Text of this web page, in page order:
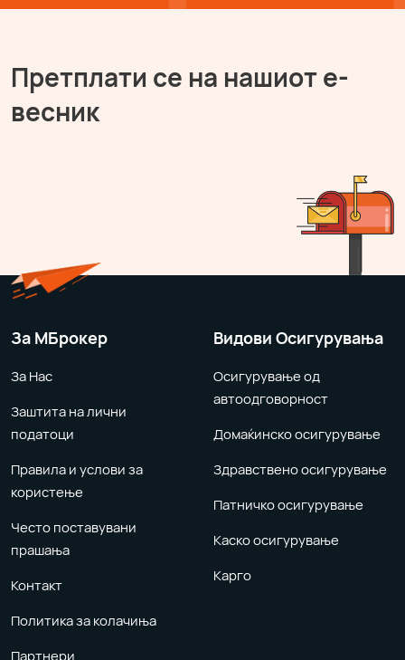
Претплати се на нашиот е-
весник
За MБрокер
За Нас
Заштита на лични
податоци
Правила и услови за
користење
Често поставувани
прашања
Контакт
Политика за колачиња
Партнери
Видови Осигурувања
Осигурување од
автоодговорност
Домаќинско осигурување
Здравствено осигурување
Патничко осигурување
Каско осигурување
Карго